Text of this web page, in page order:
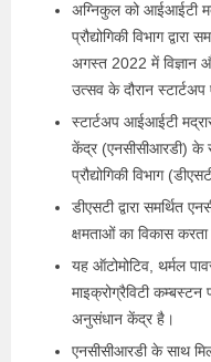
अग्निकुल को आईआईटी
प्रौद्योगिकी विभाग
अगस्त 2022 में विज्ञान
उत्सव के दौरान स्टार्टअप
स्टार्टअप आईआईटी
केंद्र (एनसीसीआरडी) के
प्रौद्योगिकी विभाग
डीएसटी द्वारा समर्थित
क्षमताओं का विकास
यह ऑटोमोटिव, थर्मल
माइक्रोग्रैविटी
अनुसंधान केंद्र है।
एनसीसीआरडी के साथ